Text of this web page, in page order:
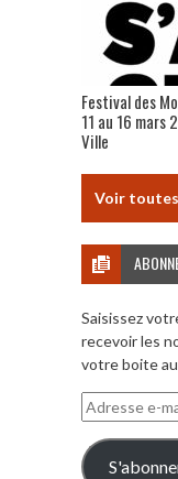
Festival des
11 au 16 mars
Ville
Voir
Saisissez
recevoir les
votre boite
Adresse
e-
mail